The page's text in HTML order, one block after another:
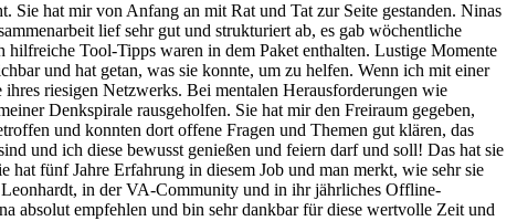
hat mir von Anfang an mit Rat und Tat zur Seite gestanden. Ninas
lief sehr gut und strukturiert ab, es gab wöchentliche
Tool-Tipps waren in dem Paket enthalten. Lustige Momente
und hat getan, was sie konnte, um zu helfen. Wenn ich mit einer
riesigen Netzwerks. Bei mentalen Herausforderungen wie
Denkspirale rausgeholfen. Sie hat mir den Freiraum gegeben,
und konnten dort offene Fragen und Themen gut klären, das
und ich diese bewusst genießen und feiern darf und soll! Das hat sie
fünf Jahre Erfahrung in diesem Job und man merkt, wie sehr sie
in der VA-Community und in ihr jährliches Offline-
absolut empfehlen und bin sehr dankbar für diese wertvolle Zeit und